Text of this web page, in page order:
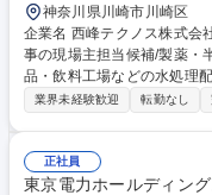
神奈川県川崎市川崎区
企業名 西峰テクノス株式会社 求人名 川崎/施工管理リーダー/水処理配
事の現場主担当候補/製薬・半導体工場案件 仕
品・飲料工場などの水処理
工程・品質・安全管理や協
資材・人員・作業段取りの
告・相談 ■マネージャー・現場責任
業界未経験歓迎 転勤なし
正社員
東京電力ホールディン